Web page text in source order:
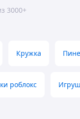
3000+
Кружка
роблокс